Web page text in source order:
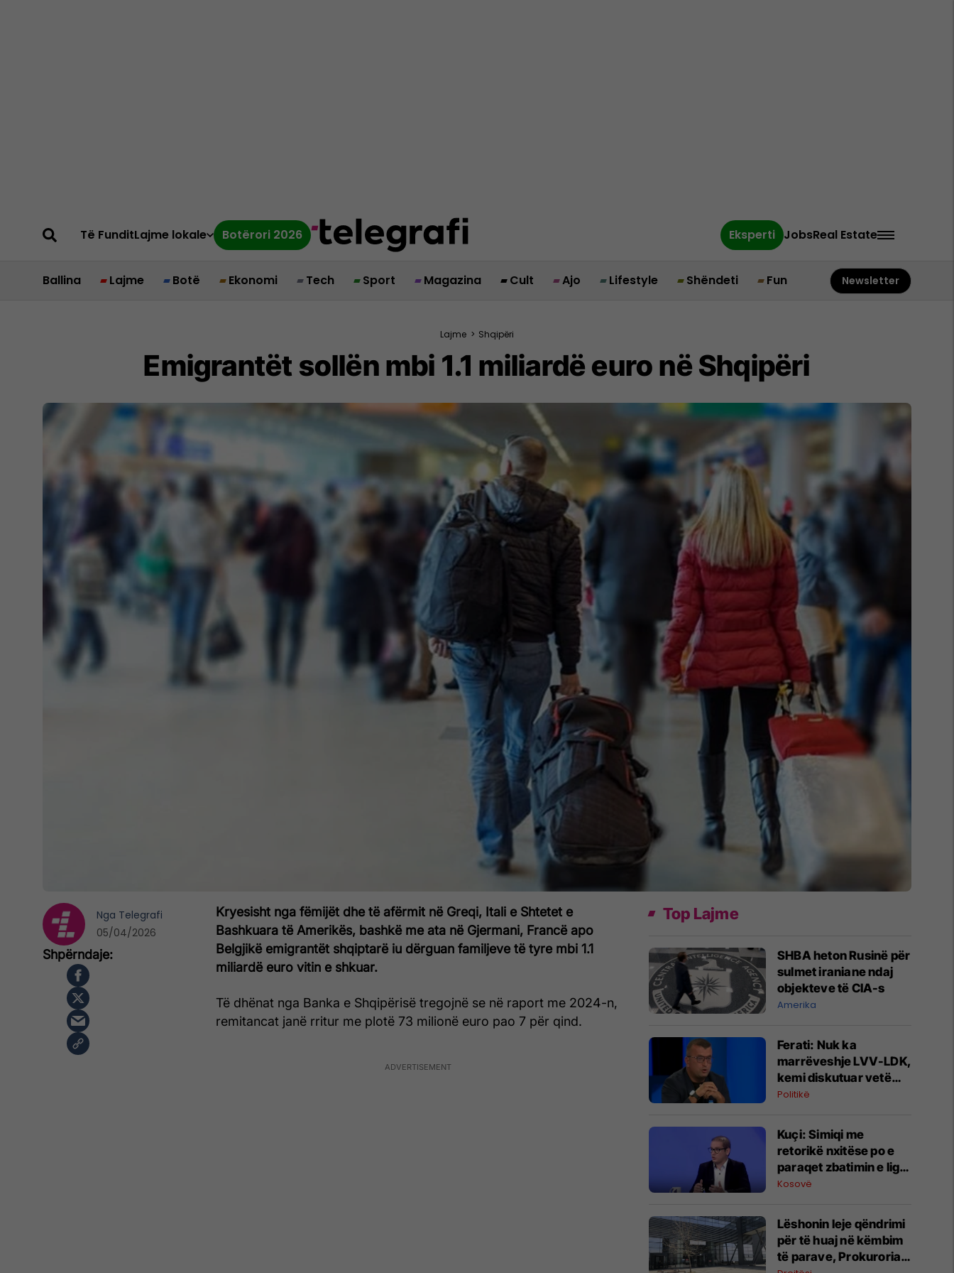
Të FunditLajme lokale Botërori 2026 Eksperti JobsReal Estate
Ballina Lajme Botë Ekonomi Tech Sport Magazina Cult Ajo Lifestyle Shëndeti Fun Newsletter
Lajme > Shqipëri
Emigrantët sollën mbi 1.1 miliardë euro në Shqipëri
Kryesisht nga fëmijët dhe të afërmit në Greqi, Itali e Shtetet e
Bashkuara të Amerikës, bashkë me ata në Gjermani, Francë apo
Belgjikë emigrantët shqiptarë iu dërguan familjeve të tyre mbi 1.1
miliardë euro vitin e shkuar.
Të dhënat nga Banka e Shqipërisë tregojnë se në raport me 2024-n,
remitancat janë rritur me plotë 73 milionë euro pao 7 për qind.
Nga Telegrafi
05/04/2026
Top Lajme
SHBA heton Rusinë për
sulmet iraniane ndaj
objekteve të CIA-s
Amerika
Ferati: Nuk ka
marrëveshje LVV-LDK,
kemi diskutuar vetëm
për parime
Politikë
Kuçi: Simiqi me
retorikë nxitëse po e
paraqet zbatimin e ligjit
në veri si "spastrim
Kosovë
Lëshonin leje qëndrimi
për të huaj në këmbim
të parave, Prokuroria